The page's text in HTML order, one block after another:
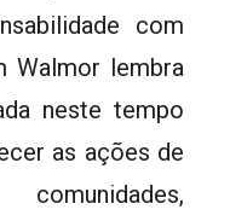
com
Walmor lembra
neste tempo
as ações de